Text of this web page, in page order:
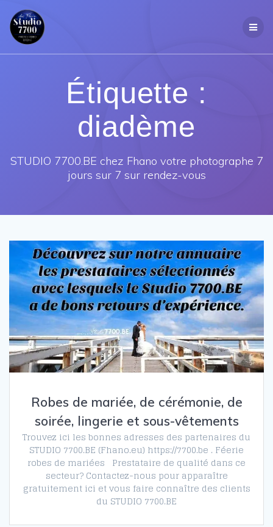
Étiquette :
diadème
STUDIO 7700.BE chez Fhano votre photographe 7
jours sur 7 sur rendez-vous
Robes de mariée, de cérémonie, de
soirée, lingerie et sous-vêtements
Trouvez ici les bonnes adresses des partenaires du
STUDIO 7700.BE (Fhano.eu) https://7700.be . Féerie
robes de mariées Prestataire de qualité dans ce
secteur? Contactez-nous pour apparaître
gratuitement ici et vous faire connaître des clients
du STUDIO 7700.BE